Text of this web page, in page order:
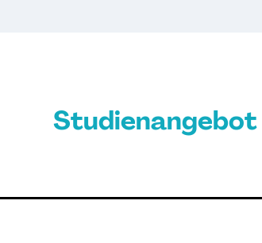
Studienangebot